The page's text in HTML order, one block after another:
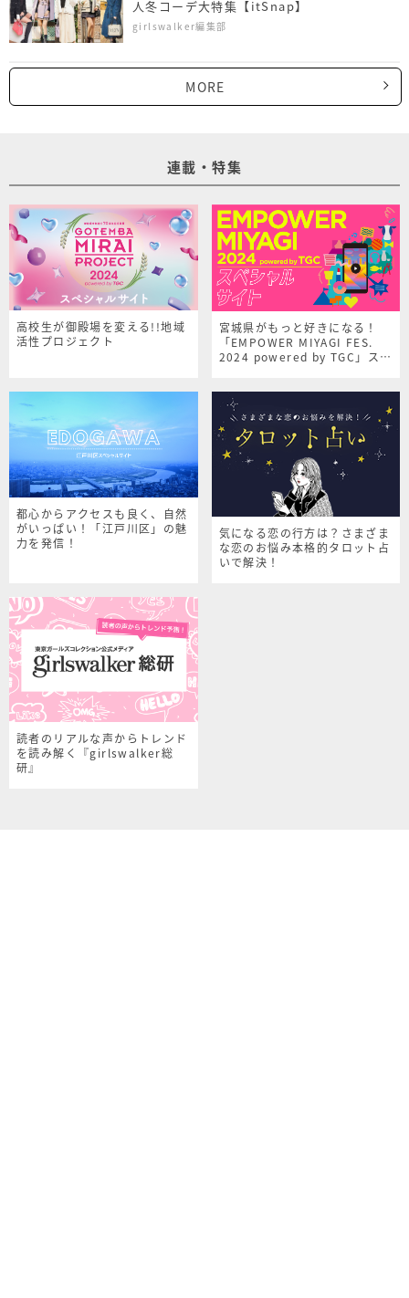
人冬コーデ大特集【itSnap】
girlswalker編集部
MORE
連載・特集
高校生が御殿場を変える!!地域
活性プロジェクト
宮城県がもっと好きになる！
「EMPOWER MIYAGI FES.
2024 powered by TGC」スペ
都心からアクセスも良く、自然
がいっぱい！「江戸川区」の魅
力を発信！
気になる恋の行方は？さまざま
な恋のお悩み本格的タロット占
いで解決！
読者のリアルな声からトレンド
を読み解く『girlswalker総
研』